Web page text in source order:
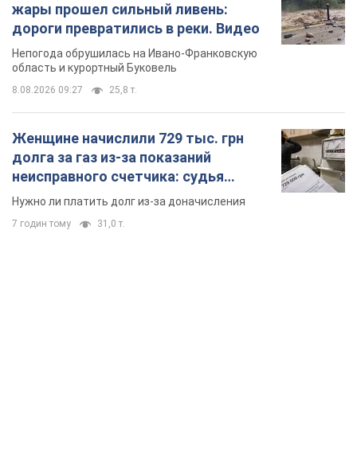
жары прошел сильный ливень:
дороги превратились в реки. Видео
Непогода обрушилась на Ивано-Франковскую
область и курортный Буковель
8.08.2026 09:27 25,8 т.
Женщине начислили 729 тыс. грн
долга за газ из-за показаний
неисправного счетчика: судья
вынес неожиданное решение
Нужно ли платить долг из-за доначисления
7 годин тому 31,0 т.